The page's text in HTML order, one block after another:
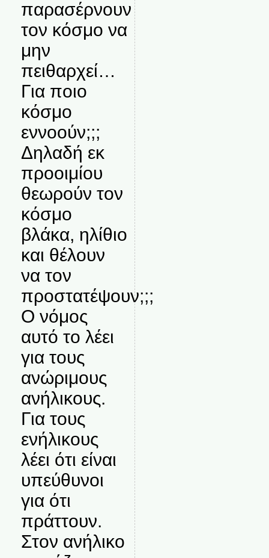
παρασέρνουν
τον κόσμο να
μην
πειθαρχεί…
Για ποιο
κόσμο
εννοούν;;;
Δηλαδή εκ
προοιμίου
θεωρούν τον
κόσμο
βλάκα, ηλίθιο
και θέλουν
να τον
προστατέψουν;;;
Ο νόμος
αυτό το λέει
για τους
ανώριμους
ανήλικους.
Για τους
ενήλικους
λέει ότι είναι
υπεύθυνοι
για ότι
πράττουν.
Στον ανήλικο